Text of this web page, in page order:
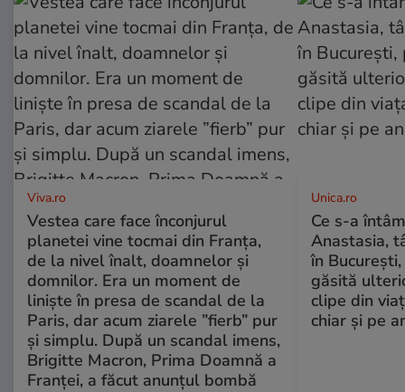
Viva.ro
Vestea care face înconjurul
planetei vine tocmai din Franța,
de la nivel înalt, doamnelor și
domnilor. Era un moment de
liniște în presa de scandal de la
Paris, dar acum ziarele ”fierb” pur
și simplu. După un scandal imens,
Brigitte Macron, Prima Doamnă a
Franței, a făcut anunțul bombă
Unica.ro
Ce s-a
Anastasia,
în
găsită
clipe din
chiar și pe